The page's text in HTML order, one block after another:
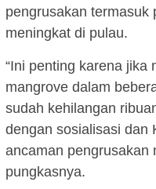
pengrusakan termasuk
meningkat di pulau.
“Ini penting karena jika
mangrove dalam
sudah kehilangan
dengan sosialisasi dan
ancaman pengrusakan
pungkasnya.